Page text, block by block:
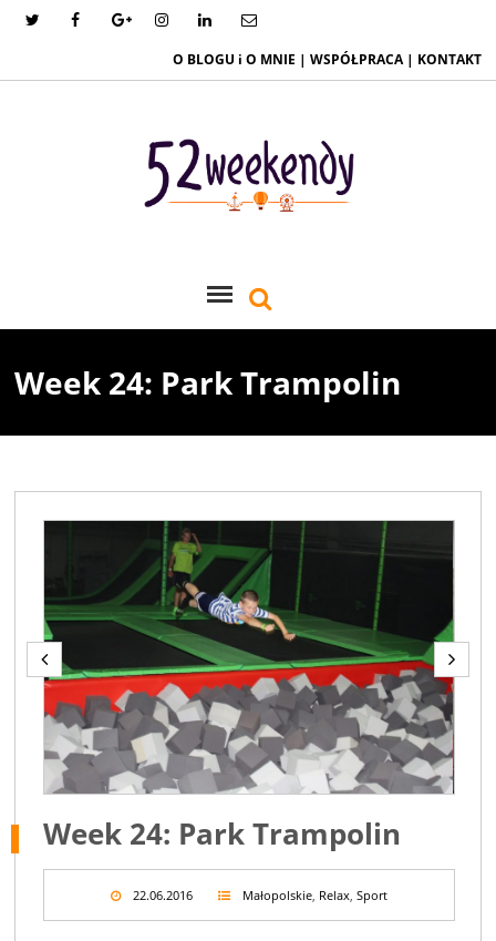
O BLOGU i O MNIE | WSPÓŁPRACA | KONTAKT
Week 24: Park Trampolin
Week 24: Park Trampolin
22.06.2016 Małopolskie, Relax, Sport